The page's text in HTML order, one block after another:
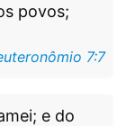
povos;
7:7
e do